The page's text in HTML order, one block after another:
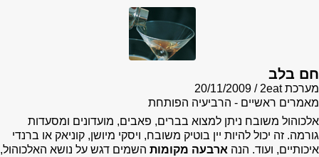
חם בלב
מערכת 2eat
20/11/2009
מאמרים ראשיים - הרביעיה הפותחת
אלכוהול משובח ניתן למצוא בברים, פאבים, מועדונים ומסעדות
גורמה. זה יכול להיות יין בוטיק משובח, ויסקי מיושן, קוניאק או ברנדי
איכותיים, ועוד. הנה ארבעה מקומות השמים דגש על נושא האלכוהול,